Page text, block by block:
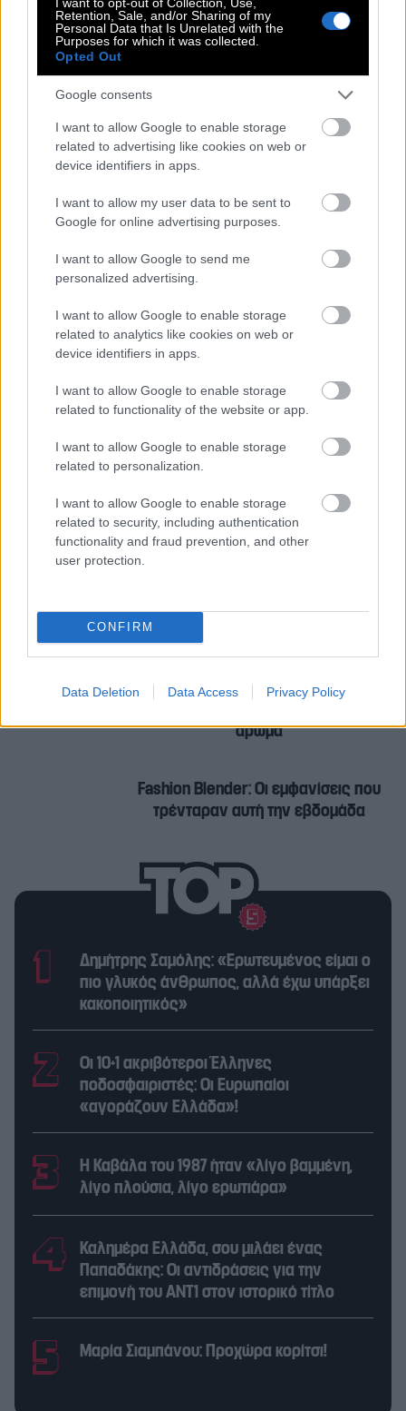
Retention, Sale, and/or Sharing of my
Personal Data that Is Unrelated with the
Purposes for which it was collected.
Opted Out
Google consents
I want to allow Google to enable storage
related to advertising like cookies on web or
device identifiers in apps.
I want to allow my user data to be sent to
Google for online advertising purposes.
I want to allow Google to send me
personalized advertising.
I want to allow Google to enable storage
related to analytics like cookies on web or
device identifiers in apps.
I want to allow Google to enable storage
related to functionality of the website or app.
I want to allow Google to enable storage
related to personalization.
I want to allow Google to enable storage
related to security, including authentication
functionality and fraud prevention, and other
user protection.
CONFIRM
Data Deletion Data Access Privacy Policy
καλύτερη εκδοχή του εαυτού της μέσα από το
πιο διάσημο color trend της σεζόν, το Caramel
Blond».
Διαβάστε επίσης
DIVA
Βίκυ Καγιά: Δοκίμασε το πιο hot color
trend και ο hair expert Νικόλας
Βιλλιώτης μας αποκάλυψε τις
λεπτομέρειες
Αν είστε ξανθιά και σκέφτεστε να κάνετε μια
αλλαγή στο χρώμα των μαλλιών σας καλό θα ήταν
να απευθυνθείτε σε έναν έμπειρο και καλά
ενημερωμένο για τα hair trends, colorist ο οποίος θα
σας προτείνει την ιδανική απόχρωση σύμφωνα με
τα χαρακτηριστικά σας.
Το σίγουρο είναι ότι το καστανό θα φορεθεί πολύ!
ΚΛΕΛΙΑ ΑΝΔΡΙΟΛΑΤΟΥ ΝΙΚΟΛΑΣ ΒΙΛΛΙΩΤΗΣ
μέσα στο νεσεσέρ της και
άρωμα
Fashion Blender: Οι εμφανίσεις που
τρένταραν αυτή την εβδομάδα
Δημήτρης Σαμόλης: «Ερωτευμένος είμαι ο
πιο γλυκός άνθρωπος, αλλά έχω υπάρξει
κακοποιητικός»
Οι 10+1 ακριβότεροι Έλληνες
ποδοσφαιριστές: Οι Ευρωπαίοι
«αγοράζουν Ελλάδα»!
Η Καβάλα του 1987 ήταν «λίγο βαμμένη,
λίγο πλούσια, λίγο ερωτιάρα»
Καλημέρα Ελλάδα, σου μιλάει ένας
Παπαδάκης: Οι αντιδράσεις για την
επιμονή του ΑΝΤ1 στον ιστορικό τίτλο
Μαρία Σιαμπάνου: Προχώρα κορίτσι!